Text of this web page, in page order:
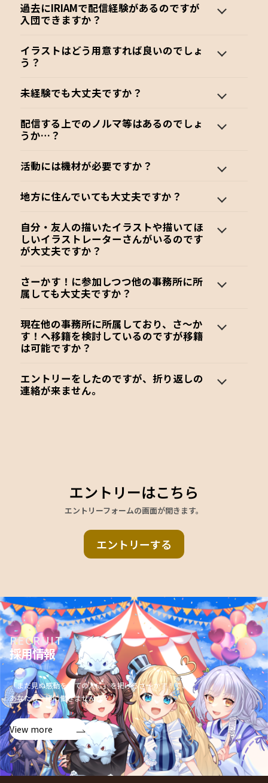
過去にIRIAMで配信経験があるのですが
入団できますか？
イラストはどう用意すれば良いのでしょ
う？
未経験でも大丈夫ですか？
配信する上でのノルマ等はあるのでしょ
うか…？
活動には機材が必要ですか？
地方に住んでいても大丈夫ですか？
自分・友人の描いたイラストや描いてほ
しいイラストレーターさんがいるのです
が大丈夫ですか？
さーかす！に参加しつつ他の事務所に所
属しても大丈夫ですか？
現在他の事務所に所属しており、さ〜か
す！へ移籍を検討しているのですが移籍
は可能ですか？
エントリーをしたのですが、折り返しの
連絡が来ません。
エントリーはこちら
エントリーフォームの画面が開きます。
エントリーする
RECRUIT
採用情報
「まだ見ぬ感動を全ての人に」を掲げるさ〜かす！で、
あなたも一緒に働きませんか？
View more